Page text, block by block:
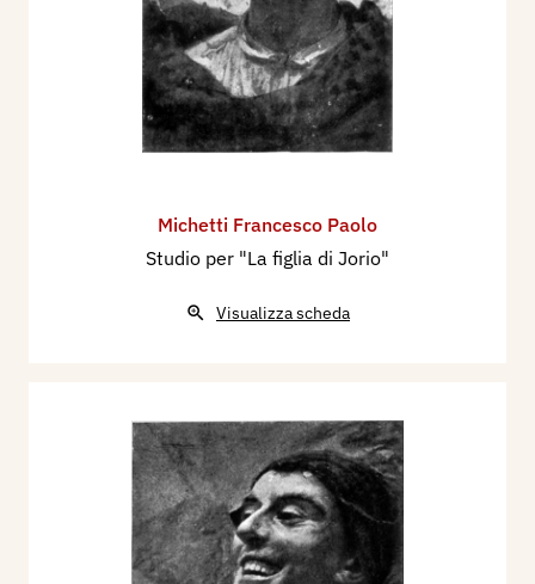
Michetti Francesco Paolo
Studio per "La figlia di Jorio"
Visualizza scheda